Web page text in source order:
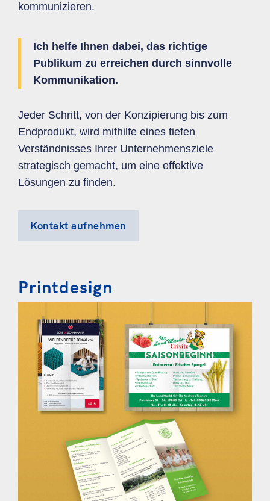
kommunizieren.
Ich helfe Ihnen dabei, das richtige
Publikum zu erreichen durch sinnvolle
Kommunikation.
Jeder Schritt, von der Konzipierung bis zum
Endprodukt, wird mithilfe eines tiefen
Verständnisses Ihrer Unternehmensziele
strategisch gemacht, um eine effektive
Lösungen zu finden.
Kontakt aufnehmen
Printdesign